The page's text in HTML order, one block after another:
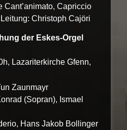
Cant’animato, Capriccio
Christoph Cajöri
der Eskes-Orgel
Lazariterkirche Gfenn,
Zaunmayr
(Sopran), Ismael
Hans Jakob Bollinger